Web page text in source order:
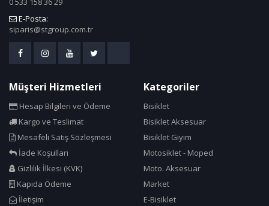
E-Posta:
siparis@stgroup.com.tr
Müşteri Hizmetleri
Hesap Bilgileri ve Ödeme
Kargo ve Teslimat
Mesafeli Satış Sözleşmesi
İade Koşulları
Gizlilik İlkesi (KVK)
Kapıda Ödeme
İletişim
Kategoriler
Bisiklet
Bisiklet Aksesuar
Bisiklet Giyim
Motosiklet - Moped
Moto. Aksesuar
Market
E-Bisiklet